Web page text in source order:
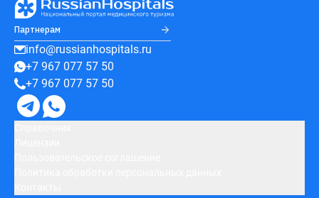
Партнерам
info@russianhospitals.ru
+7 967 077 57 50
+7 967 077 57 50